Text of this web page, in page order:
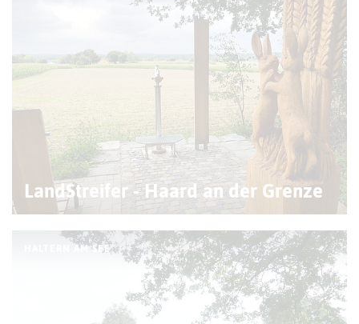
LandStreifer - Haard an der Grenze
HALTERN AM SEE